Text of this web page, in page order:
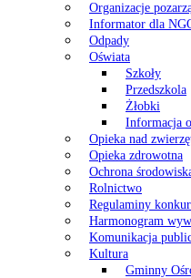
Organizacje
Informator dla
Odpady
Oświata
Szkoły
Przedszkola
Żłobki
Informacja
Opieka nad
Opieka zdrowotna
Ochrona
Rolnictwo
Regulaminy
Harmonogram
Komunikacja
Kultura
Gminny